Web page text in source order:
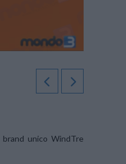
brand unico WindTre